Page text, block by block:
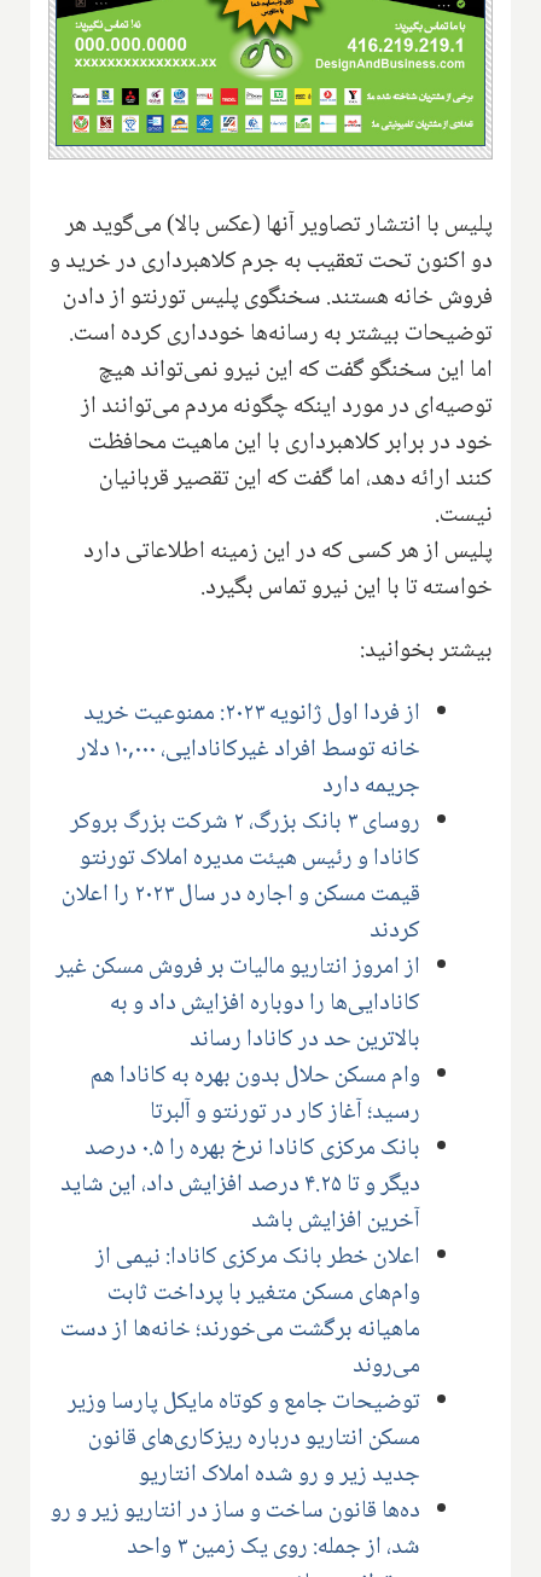
پلیس با انتشار تصاویر آنها (عکس بالا) می‌گوید هر
دو اکنون تحت تعقیب به جرم کلاهبرداری در خرید و
فروش خانه هستند. سخنگوی پلیس تورنتو از دادن
توضیحات بیشتر به رسانه‌ها خودداری کرده است.
اما این سخنگو گفت که این نیرو نمی‌تواند هیچ
توصیه‌ای در مورد اینکه چگونه مردم می‌توانند از
خود در برابر کلاهبرداری با این ماهیت محافظت
کنند ارائه دهد، اما گفت که این تقصیر قربانیان
نیست.
پلیس از هر کسی که در این زمینه اطلاعاتی دارد
خواسته تا با این نیرو تماس بگیرد.
بیشتر بخوانید:
از فردا اول ژانویه ۲۰۲۳: ممنوعیت خرید
خانه توسط افراد غیرکانادایی، ۱۰,۰۰۰ دلار
جریمه دارد
روسای ۳ بانک بزرگ، ۲ شرکت بزرگ بروکر
کانادا و رئیس هیئت مدیره املاک تورنتو
قیمت مسکن و اجاره در سال ۲۰۲۳ را اعلان
کردند
از امروز انتاریو مالیات بر فروش مسکن غیر
کانادایی‌ها را دوباره افزایش داد و به
بالاترین حد در کانادا رساند
وام مسکن حلال بدون بهره به کانادا هم
رسید؛ آغاز کار در تورنتو و آلبرتا
بانک مرکزی کانادا نرخ بهره را ۰.۵ درصد
دیگر و تا ۴.۲۵ درصد افزایش داد، این شاید
آخرین افزایش باشد
اعلان خطر بانک مرکزی کانادا: نیمی از
وام‌های مسکن متغیر با پرداخت ثابت
ماهیانه برگشت می‌خورند؛ خانه‌ها از دست
می‌روند
توضیحات جامع و کوتاه مایکل پارسا وزیر
مسکن انتاریو درباره ریزکاری‌های قانون
جدید زیر و رو شده املاک انتاریو
ده‌ها قانون ساخت و ساز در انتاریو زیر و رو
شد، از جمله: روی یک زمین ۳ واحد